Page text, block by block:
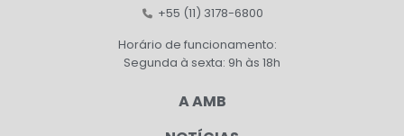
+55 (11) 3178-6800
Horário de funcionamento:
Segunda à sexta: 9h às 18h
A AMB